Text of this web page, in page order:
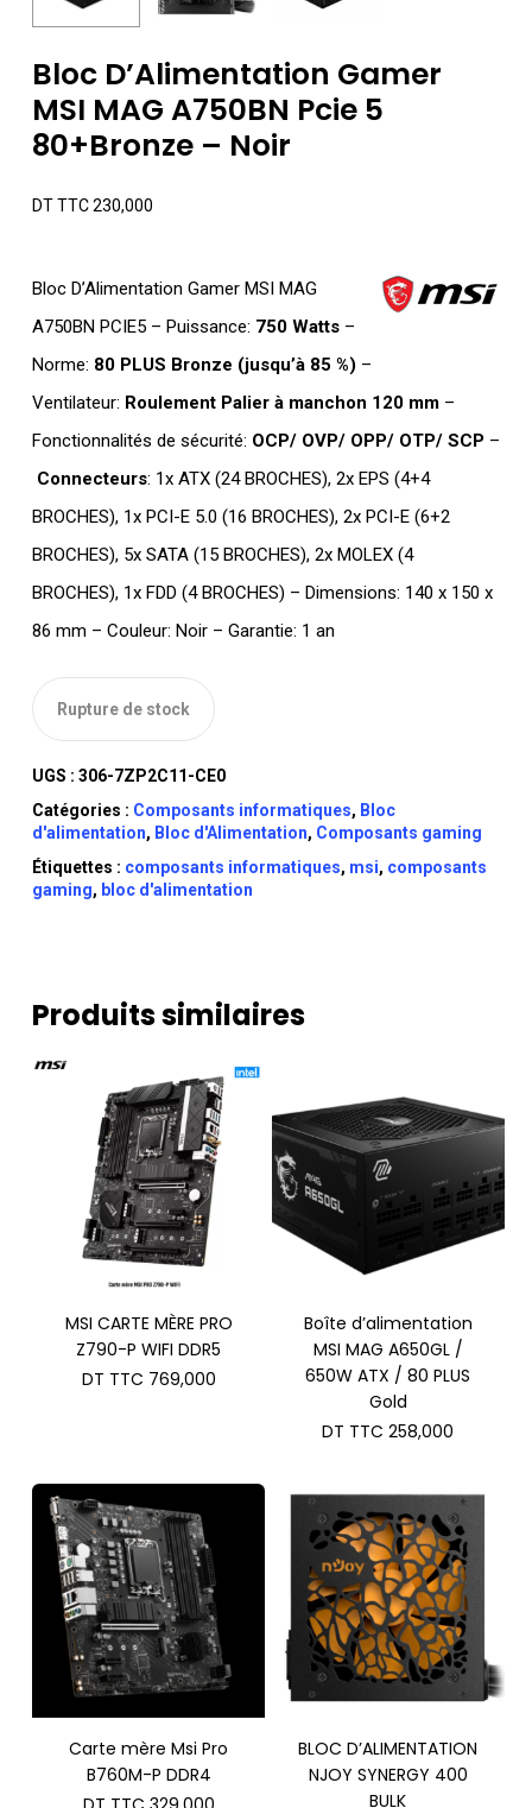
Bloc D’Alimentation Gamer
MSI MAG A750BN Pcie 5
80+Bronze – Noir
DT TTC230,000
Bloc D’Alimentation Gamer MSI MAG
A750BN PCIE5 – Puissance: 750 Watts –
Norme: 80 PLUS Bronze (jusqu’à 85 %) –
Ventilateur: Roulement Palier à manchon 120 mm–
Fonctionnalités de sécurité: OCP/ OVP/ OPP/ OTP/ SCP –
Connecteurs: 1x ATX (24 BROCHES), 2x EPS (4+4
BROCHES), 1x PCI-E 5.0 (16 BROCHES), 2x PCI-E (6+2
BROCHES), 5x SATA (15 BROCHES), 2x MOLEX (4
BROCHES), 1x FDD (4 BROCHES) – Dimensions: 140 x 150 x
86 mm – Couleur: Noir – Garantie: 1 an
Rupture de stock
UGS : 306-7ZP2C11-CE0
Catégories : Composants informatiques, Bloc
d'alimentation, Bloc d'Alimentation, Composants gaming
Étiquettes : composants informatiques, msi, composants
gaming, bloc d'alimentation
Produits similaires
MSI CARTE MÈRE PRO
Z790-P WIFI DDR5
DT TTC 769,000
Boîte d’alimentation
MSI MAG A650GL /
650W ATX / 80 PLUS
Gold
DT TTC 258,000
Carte mère Msi Pro
B760M-P DDR4
BLOC D’ALIMENTATION
NJOY SYNERGY 400
BULK